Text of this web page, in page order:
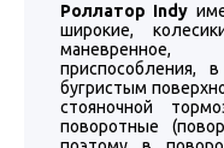
Роллатор Indy
широкие,
бугристым
стояночной
поворотные